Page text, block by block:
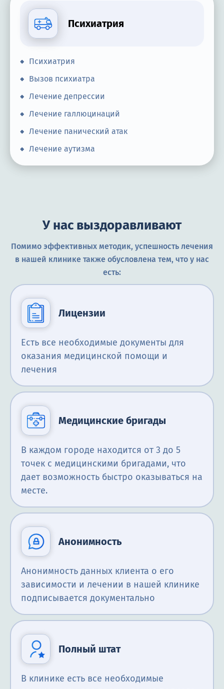
Психиатрия
Психиатрия
Вызов психиатра
Лечение депрессии
Лечение галлюцинаций
Лечение панический атак
Лечение аутизма
У нас выздоравливают
Помимо эффективных методик, успешность лечения
в нашей клинике также обусловлена тем, что у нас
есть:
Лицензии
Есть все необходимые документы для
оказания медицинской помощи и
лечения
Медицинские бригады
В каждом городе находится от 3 до 5
точек с медицинскими бригадами, что
дает возможность быстро оказываться на
месте.
Анонимность
Анонимность данных клиента о его
зависимости и лечении в нашей клинике
подписывается документально
Полный штат
В клинике есть все необходимые